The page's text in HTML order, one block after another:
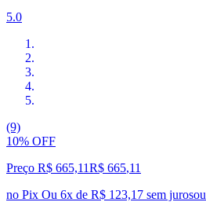
5.0
(9)
10% OFF
Preço R$ 665,11R$ 665,11
no Pix Ou 6x de R$ 123,17 sem jurosou